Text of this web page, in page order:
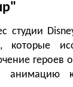
студии
которые
героев
анимацию